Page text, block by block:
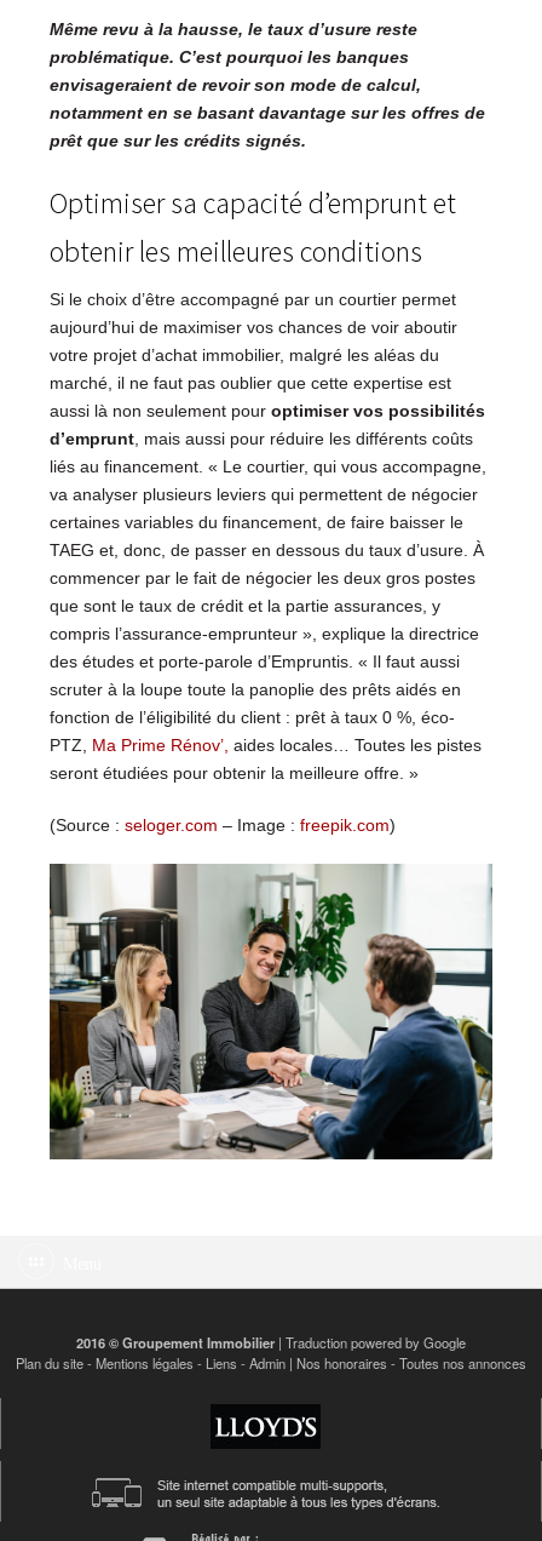
Même revu à la hausse, le taux d’usure reste
problématique. C’est pourquoi les banques
envisageraient de revoir son mode de calcul,
notamment en se basant davantage sur les offres de
prêt que sur les crédits signés.
Optimiser sa capacité d’emprunt et
obtenir les meilleures conditions
Si le choix d’être accompagné par un courtier permet
aujourd’hui de maximiser vos chances de voir aboutir
votre projet d’achat immobilier, malgré les aléas du
marché, il ne faut pas oublier que cette expertise est
aussi là non seulement pour optimiser vos possibilités
d’emprunt, mais aussi pour réduire les différents coûts
liés au financement. « Le courtier, qui vous accompagne,
va analyser plusieurs leviers qui permettent de négocier
certaines variables du financement, de faire baisser le
TAEG et, donc, de passer en dessous du taux d’usure. À
commencer par le fait de négocier les deux gros postes
que sont le taux de crédit et la partie assurances, y
compris l’assurance-emprunteur », explique la directrice
des études et porte-parole d’Empruntis. « Il faut aussi
scruter à la loupe toute la panoplie des prêts aidés en
fonction de l’éligibilité du client : prêt à taux 0 %, éco-
PTZ, Ma Prime Rénov’, aides locales… Toutes les pistes
seront étudiées pour obtenir la meilleure offre. »
(Source : seloger.com – Image : freepik.com)
2016 © Groupement Immobilier | Traduction powered by Google
Plan du site- Mentions légales - Liens - Admin | Nos honoraires - Toutes nos annonces